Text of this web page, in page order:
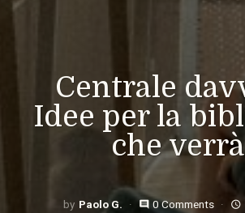
Centrale
Idee per la
che
Paolo G. comment 0 Comments access_time